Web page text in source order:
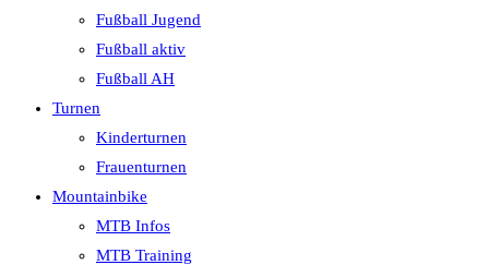
Fußball Jugend
Fußball aktiv
Fußball AH
Turnen
Kinderturnen
Frauenturnen
Mountainbike
MTB Infos
MTB Training